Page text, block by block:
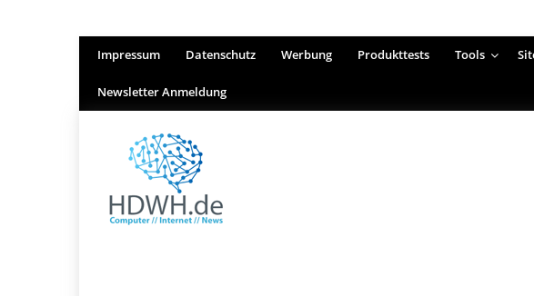
Impressum Datenschutz Werbung Produkttests Tools
Newsletter Anmeldung